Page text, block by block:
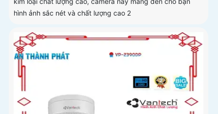
hình ảnh sắc nét và chất lượng cao 2